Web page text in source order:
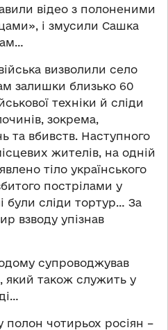
відео з полоненими
і змусили Сашка
визволили село
залишки близько 60
техніки й сліди
зокрема,
та вбивств. Наступного
жителів, на одній
тіло українського
пострілами у
були сліди тортур… За
взводу упізнав
супроводжував
який також служить у
полон чотирьох росіян –